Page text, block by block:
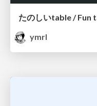
たのしいtable / Fun
ymrl